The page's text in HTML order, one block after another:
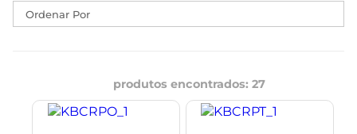
Ordenar Por
produtos encontrados: 27